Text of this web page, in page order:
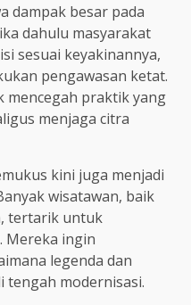
dampak besar pada
dahulu masyarakat
sesuai keyakinannya,
pengawasan ketat.
mencegah praktik yang
menjaga citra
kini juga menjadi
wisatawan, baik
tertarik untuk
Mereka ingin
legenda dan
tengah modernisasi.